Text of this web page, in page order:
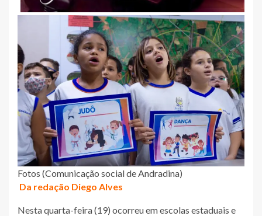
Fotos (Comunicação social de Andradina)
Da redação Diego Alves
Nesta quarta-feira (19) ocorreu em escolas estaduais e